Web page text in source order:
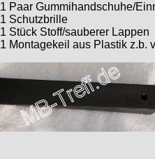
1 Paar Gummihandschuhe/
1 Schutzbrille
1 Stück Stoff/sauberer Lappen
1 Montagekeil aus Plastik z.b.